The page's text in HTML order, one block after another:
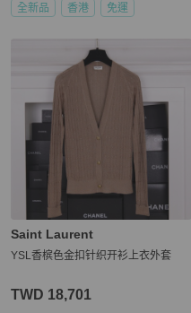
全新品 香港 免運
Saint Laurent
YSL香槟色金扣针织开衫上衣外套
TWD 18,701